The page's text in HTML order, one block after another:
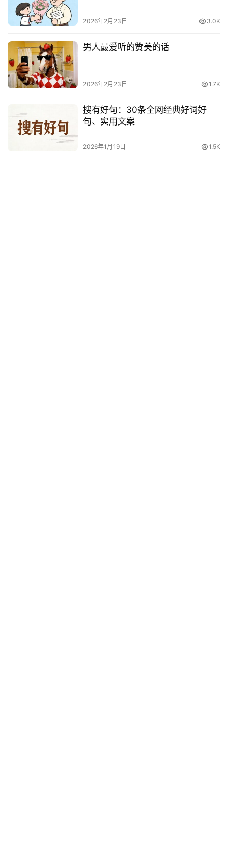
2026年2月23日 3.0K
男人最爱听的赞美的话
2026年2月23日 1.7K
搜有好句：30条全网经典好词好
句、实用文案
2026年1月19日 1.5K